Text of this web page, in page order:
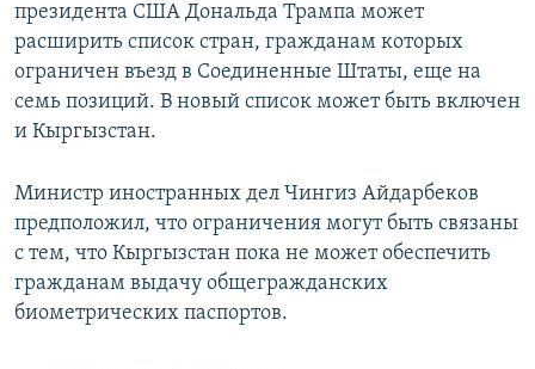
президента США Дональда Трампа может
расширить список стран, гражданам которых
ограничен въезд в Соединенные Штаты, еще на
семь позиций. В новый список может быть включен
и Кыргызстан.
Министр иностранных дел Чингиз Айдарбеков
предположил, что ограничения могут быть связаны
с тем, что Кыргызстан пока не может обеспечить
гражданам выдачу общегражданских
биометрических паспортов.